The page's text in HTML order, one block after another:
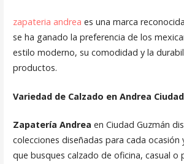
zapateria andrea es una marca
se ha ganado la preferencia de los
estilo moderno, su comodidad y la
productos.
Variedad de Calzado en Andrea
Zapatería Andrea en Ciudad Guzmán
colecciones diseñadas para cada ocasión
que busques calzado de oficina, casual o